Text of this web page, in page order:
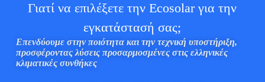
Γιατί να επιλέξετε την Ecosolar για την
εγκατάστασή σας;
Επενδύουμε στην ποιότητα και την τεχνική υποστήριξη,
προσφέροντας λύσεις προσαρμοσμένες στις ελληνικές
κλιματικές συνθήκες